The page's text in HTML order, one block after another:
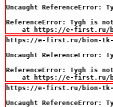
Uncaught ReferenceError:
ReferenceError: Tygh is
at https://e-
https://e-first.ru/bion-tk-
Uncaught ReferenceError:
ReferenceError: Tygh is
at https://e-
https://e-first.ru/bion-tk-
Uncaught ReferenceError: